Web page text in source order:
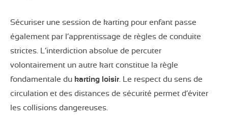
Sécuriser une session de karting pour enfant passe
également par l’apprentissage de règles de conduite
strictes. L’interdiction absolue de percuter
volontairement un autre kart constitue la règle
fondamentale du karting loisir. Le respect du sens de
circulation et des distances de sécurité permet d’éviter
les collisions dangereuses.